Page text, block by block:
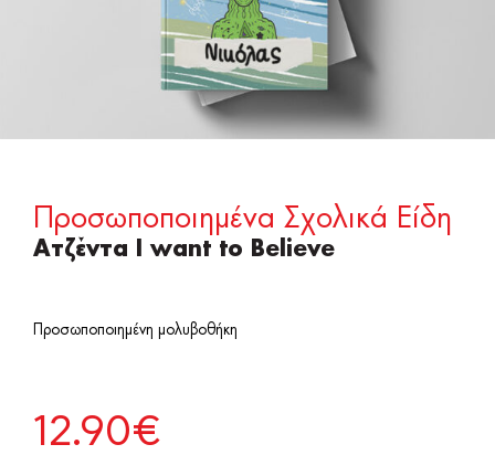
Προσωποποιημένα Σχολικά Είδη
Ατζέντα I want to Believe
Προσωποποιημένη μολυβοθήκη
12.90€